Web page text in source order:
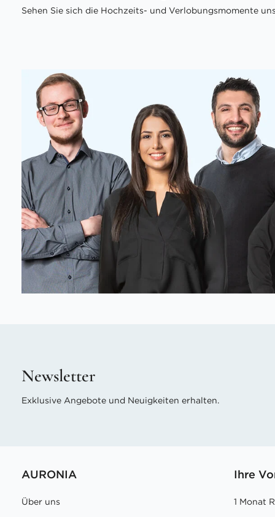
Sehen Sie sich die Hochzeits- und Verlobungsmomente
Newsletter
Exklusive Angebote und Neuigkeiten erhalten.
AURONIA
Über uns
Ihre
1 Monat